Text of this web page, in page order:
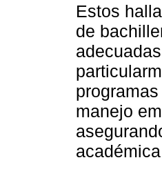
Estos
de
manejo